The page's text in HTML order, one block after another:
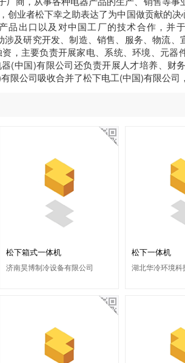
创业者松下幸之助表达了为中国做贡献的决
品出口以及对中国工厂的技术合作，并
涉及研究开发、制造、销售、服务、物流
，主要负责开展家电、系统、环境、元
(中国)有限公司还负责开展人才培养、财
限公司吸收合并了松下电工(中国)有限公司
松下箱式一体机
济南昊博制冷设备有限公司
松下一体机
湖北华冷环境科